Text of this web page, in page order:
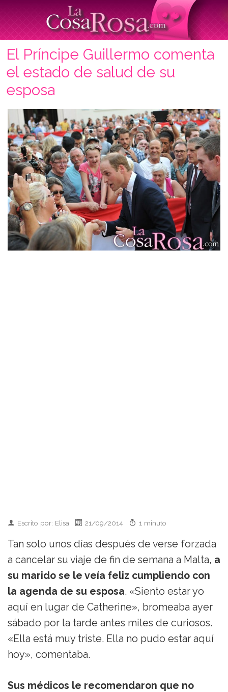
El Príncipe Guillermo comenta
el estado de salud de su
esposa
Escrito por: Elisa 21/09/2014 1 minuto
Tan solo unos días después de verse forzada
a cancelar su viaje de fin de semana a Malta, a
su marido se le veía feliz cumpliendo con
la agenda de su esposa. «Siento estar yo
aquí en lugar de Catherine», bromeaba ayer
sábado por la tarde antes miles de curiosos.
«Ella está muy triste. Ella no pudo estar aquí
hoy», comentaba.
Sus médicos le recomendaron que no